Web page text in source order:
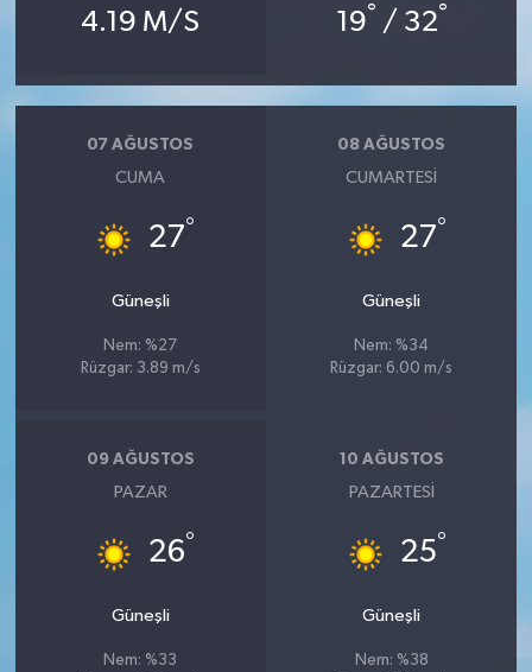
4.19 M/S 19° / 32°
07 AĞUSTOS
CUMA
27°
Güneşli
Nem: %27
Rüzgar: 3.89 m/s
08 AĞUSTOS
CUMARTESI
27°
Güneşli
Nem: %34
Rüzgar: 6.00 m/s
09 AĞUSTOS
PAZAR
26°
Güneşli
Nem: %33
10 AĞUSTOS
PAZARTESI
25°
Güneşli
Nem: %38
Sonsöz Özel
Vasıta